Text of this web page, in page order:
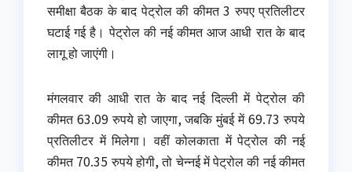
समीक्षा बैठक के बाद पेट्रोल की कीमत 3 रुपए प्रतिलीटर
घटाई गई है। पेट्रोल की नई कीमत आज आधी रात के बाद
लागू हो जाएंगी।
मंगलवार की आधी रात के बाद नई दिल्ली में पेट्रोल की
कीमत 63.09 रुपये हो जाएगा, जबकि मुंबई में 69.73 रुपये
प्रतिलीटर में मिलेगा। वहीं कोलकाता में पेट्रोल की नई
कीमत 70.35 रुपये होगी, तो चेन्नई में पेट्रोल की नई कीमत